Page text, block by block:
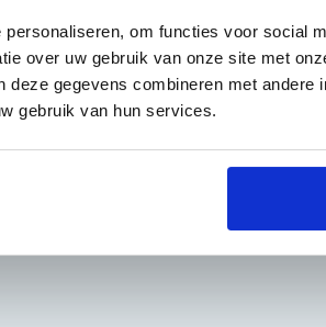
om functies voor social
over uw gebruik van onze site met
gegevens combineren met andere
gebruik van hun services.